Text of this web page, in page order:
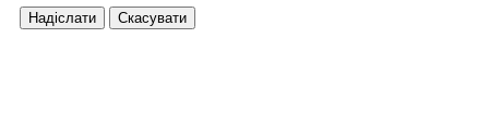
Надіслати Скасувати